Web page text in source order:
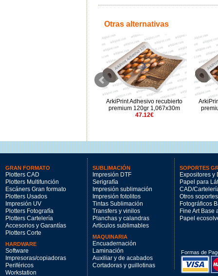
Otras alternativas
Arkiprint PP Adhesivo Matte
ArkiPrint Adhesivo recubierto
premium 120gr 1,067x30m
47.12€
GRAN FORMATO
Plotters CAD
Plotters Multifunción
Escáners Gran formato
Plotters Usados
Impresión UV
Plotters Fotografía
Plotters Cartelería
Accesorios y Garantías
Plotters Corte
HARDWARE
Software
Impresoras/copiadoras
Periféricos
Workstation
SUBLIMACIÓN
Impresión DTF
Serigrafía
Impresión sublimación
Impresión fotolitos
Tintas Sublimación
Transfers y vinilos
Planchas y calandras
Artículos sublimables
MAQUINARIA
Encuadernación
Laminación
Auxiliar y de acabados
Cortadoras y guillotinas
SOPORTES
Expositores y
Papel para
CAD/
Otros soportes
Fotográficos
Fine Art Base
Papel
Formas de